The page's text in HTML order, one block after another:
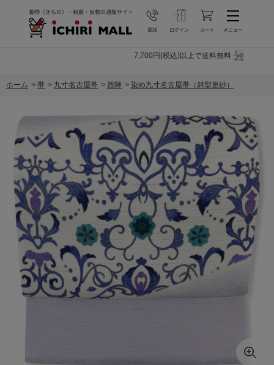
7,700円(税込)以上で送料無料
ホーム > 帯 > 九寸名古屋帯 > 西陣 > 染め九寸名古屋帯（斜型更紗）